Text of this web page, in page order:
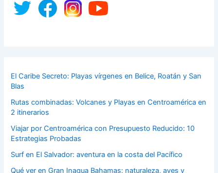
El Caribe Secreto: Playas vírgenes en Belice, Roatán y San
Blas
Rutas combinadas: Volcanes y Playas en Centroamérica en
2 itinerarios
Viajar por Centroamérica con Presupuesto Reducido: 10
Estrategias Probadas
Surf en El Salvador: aventura en la costa del Pacífico
Qué ver en Gran Inagua Bahamas: naturaleza, aves y